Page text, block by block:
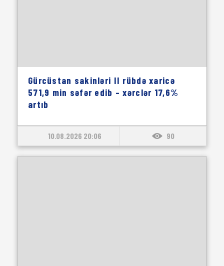
Gürcüstan sakinləri II rübdə xaricə
571,9 min səfər edib – xərclər 17,6%
artıb
10.08.2026 20:06 90